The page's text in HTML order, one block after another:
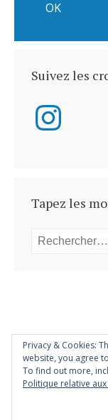
Suivez les
Instagram
Tapez les
Rechercher :
Powered by
Privacy & Cookies:
website, you agree
To find out more,
Politique relative